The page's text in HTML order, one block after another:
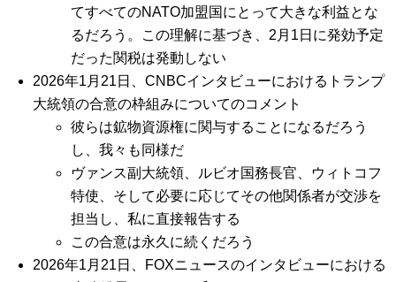
てすべてのNATO加盟国にとって大きな利益とな
るだろう。この理解に基づき、2月1日に発効予定
だった関税は発動しない
2026年1月21日、CNBCインタビューにおけるトランプ
大統領の合意の枠組みについてのコメント
彼らは鉱物資源権に関与することになるだろう
し、我々も同様だ
ヴァンス副大統領、ルビオ国務長官、ウィトコフ
特使、そして必要に応じてその他関係者が交渉を
担当し、私に直接報告する
この合意は永久に続くだろう
2026年1月21日、FOXニュースのインタビューにおける